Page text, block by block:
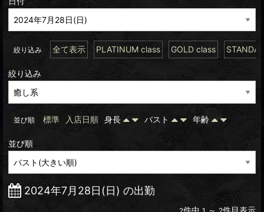
絞り込み 全て表示 PLATINUM class GOLD class
絞り込み
並び順 標準 入店日順 身長 バスト 年齢
並び順
2024年7月28日(日) の出勤
件中 ～ 件目表示